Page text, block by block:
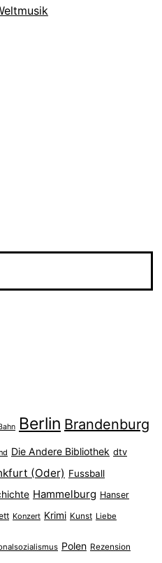
Berlin Brandenburg
Die Andere Bibliothek dtv
(Oder) Fussball
Hammelburg Hanser
Konzert Krimi Kunst Liebe
Polen Rezension